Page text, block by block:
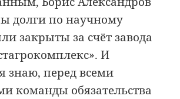
долги по научному
закрыты за счёт завода
И
знаю, перед всеми
команды обязательства